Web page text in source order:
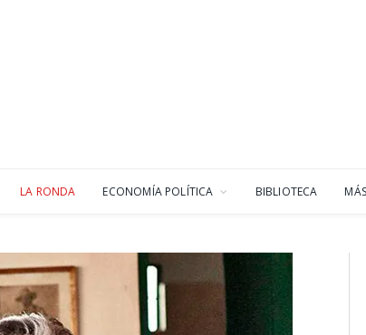
LA RONDA ECONOMÍA POLÍTICA BIBLIOTECA